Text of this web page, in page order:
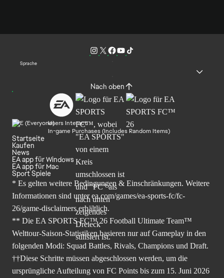
Sprache
Nach oben
Users Interact
In-game Purchases (Includes Random Items)
Startseite
Kaufen
News
EA app für Windows
EA app für Mac
Sport Spiele
* Es gelten weitere Bedingungen & Einschränkungen. Weitere
Informationen sind unterea.com/games/ea-sports-fc/fc-
26/game-disclaimers erhältlich.
** Die EA SPORTS FC™ 26 Football Ultimate Team™
Welttour-Saison-Statistiken basieren nur auf Gameplay in den
folgenden Modi: Squad Battles, Rivals, Champions und Draft.
††Diese Schritte müssen abgeschlossen werden, um die
ursprüngliche Aufteilung von FC Points bis zum 15. Juni 2026